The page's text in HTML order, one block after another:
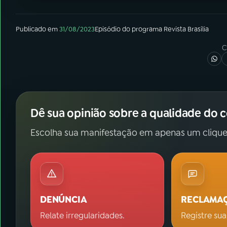
Publicado em31/08/2023Episódiodo programa Revista Brasília
Dê sua opinião sobre a qualidade do
Escolha sua manifestação em apenas um
DENÚNCIA
Relate irregularidades. Registre